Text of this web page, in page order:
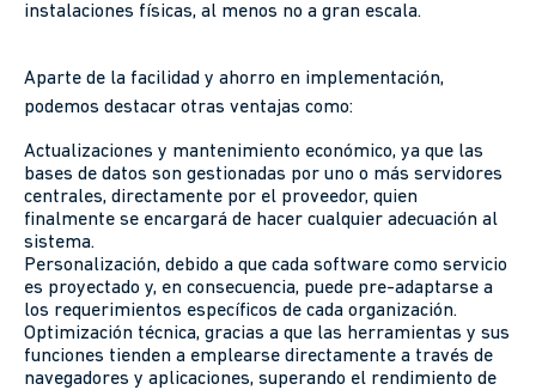
instalaciones físicas, al menos no a gran escala.
Aparte de la facilidad y ahorro en implementación,
podemos destacar otras ventajas como:
Actualizaciones y mantenimiento económico, ya que las
bases de datos son gestionadas por uno o más servidores
centrales, directamente por el proveedor, quien
finalmente se encargará de hacer cualquier adecuación al
sistema.
Personalización, debido a que cada software como servicio
es proyectado y, en consecuencia, puede pre-adaptarse a
los requerimientos específicos de cada organización.
Optimización técnica, gracias a que las herramientas y sus
funciones tienden a emplearse directamente a través de
navegadores y aplicaciones, superando el rendimiento de